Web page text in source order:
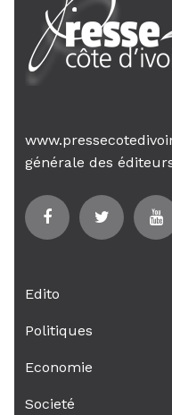
générale des
Edito
Politiques
Economie
Societé